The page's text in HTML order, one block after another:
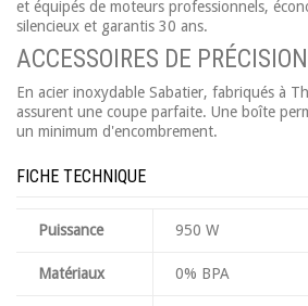
et équipés de moteurs professionnels,
silencieux et garantis 30 ans.
ACCESSOIRES DE PRÉCISION
En acier inoxydable Sabatier, fabriqués à
assurent une coupe parfaite. Une boîte
un minimum d'encombrement.
FICHE TECHNIQUE
Puissance 950 W
Matériaux 0% BPA